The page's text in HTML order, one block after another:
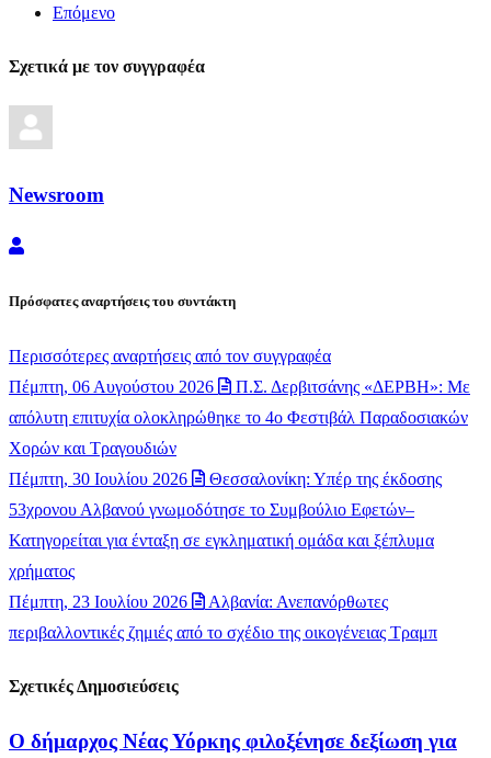
Επόμενο
Σχετικά με τον συγγραφέα
Newsroom
Newsroom
Πρόσφατες αναρτήσεις του συντάκτη
Περισσότερες αναρτήσεις από τον συγγραφέα
Πέμπτη, 06 Αυγούστου 2026
Π.Σ. Δερβιτσάνης «ΔΕΡΒΗ»: Με
απόλυτη επιτυχία ολοκληρώθηκε το 4ο Φεστιβάλ Παραδοσιακών
Χορών και Τραγουδιών
Πέμπτη, 30 Ιουλίου 2026
Θεσσαλονίκη: Υπέρ της έκδοσης
53χρονου Αλβανού γνωμοδότησε το Συμβούλιο Εφετών–
Κατηγορείται για ένταξη σε εγκληματική ομάδα και ξέπλυμα
χρήματος
Πέμπτη, 23 Ιουλίου 2026
Αλβανία: Ανεπανόρθωτες
περιβαλλοντικές ζημιές από το σχέδιο της οικογένειας Τραμπ
Σχετικές Δημοσιεύσεις
Ο δήμαρχος Νέας Υόρκης φιλοξένησε δεξίωση για